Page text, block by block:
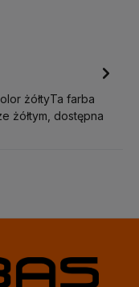
żółtyTa farba
żółtym, dostępna